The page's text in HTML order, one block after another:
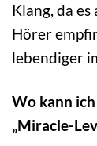
Klang, da
Hörer
lebendiger
Wo kann
„Miracle-